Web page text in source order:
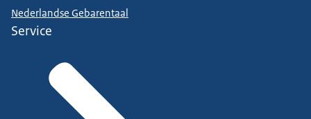
Nederlandse Gebarentaal
Service